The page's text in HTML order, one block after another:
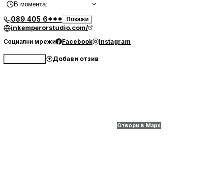
В момента:
089 405 6*** Покажи
inkemperorstudio.com/
Социални мрежи Facebook Instagram
Добави отзив
Отвори в Maps